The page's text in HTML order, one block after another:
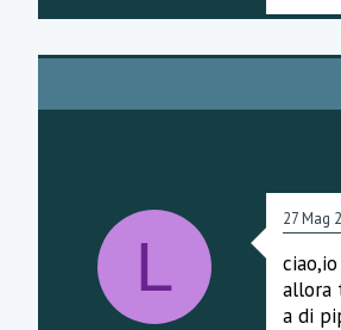
L
27 Mag
allora
a di